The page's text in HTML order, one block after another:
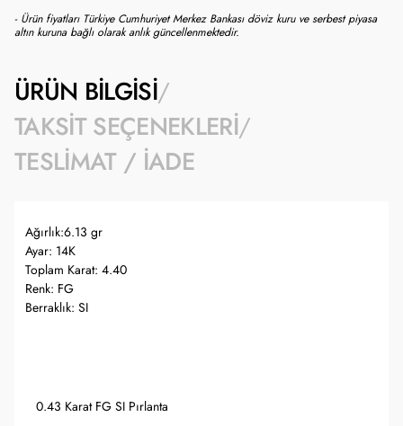
- Ürün fiyatları Türkiye Cumhuriyet Merkez Bankası döviz kuru ve serbest piyasa
altın kuruna bağlı olarak anlık güncellenmektedir.
ÜRÜN BILGISI
TAKSIT SEÇENEKLERI
TESLIMAT / İADE
Ağırlık:6.13 gr
Ayar: 14K
Toplam Karat: 4.40
Renk: FG
Berraklık: SI
0.43 Karat FG SI Pırlanta